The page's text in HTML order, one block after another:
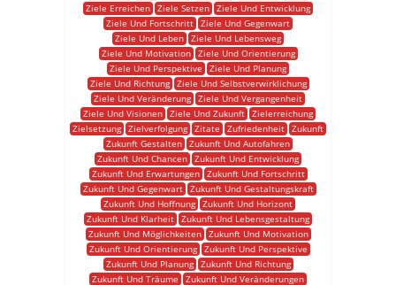
Ziele Erreichen Ziele Setzen Ziele Und Entwicklung
Ziele Und Fortschritt Ziele Und Gegenwart
Ziele Und Leben Ziele Und Lebensweg
Ziele Und Motivation
Ziele Und Orientierung
Ziele Und Perspektive
Ziele Und Planung
Ziele Und Richtung
Ziele Und Selbstverwirklichung
Ziele Und Veränderung Ziele Und Vergangenheit
Ziele Und Visionen Ziele Und Zukunft Zielerreichung
Zielsetzung Zielverfolgung Zitate Zufriedenheit Zukunft
Zukunft Gestalten Zukunft Und Autofahren
Zukunft Und Chancen Zukunft Und Entwicklung
Zukunft Und Erwartungen
Zukunft Und Fortschritt
Zukunft Und Gegenwart
Zukunft Und Gestaltungskraft
Zukunft Und Hoffnung Zukunft Und Horizont
Zukunft Und Klarheit Zukunft Und Lebensgestaltung
Zukunft Und Möglichkeiten
Zukunft Und Motivation
Zukunft Und Orientierung
Zukunft Und Perspektive
Zukunft Und Planung
Zukunft Und Richtung
Zukunft Und Träume
Zukunft Und Veränderungen